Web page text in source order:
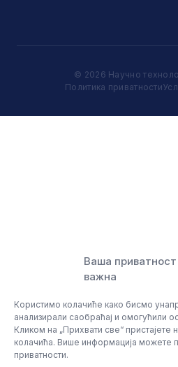
Ваша приватност
важна
Користимо колачиће како бисмо
анализирали саобраћај и омогућили
Кликом на „Прихвати све“
колачића. Више информација можете
приватности.
© 2026 Научно
Политика приватности